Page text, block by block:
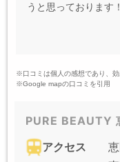
うと思っております
※口コミは個人の感想であり、
※Google mapの口コミを引用
PURE BEAUTY
アクセス